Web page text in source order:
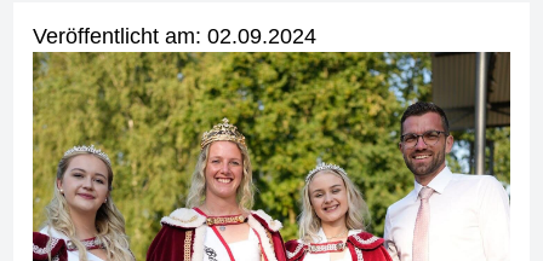
Veröffentlicht am: 02.09.2024